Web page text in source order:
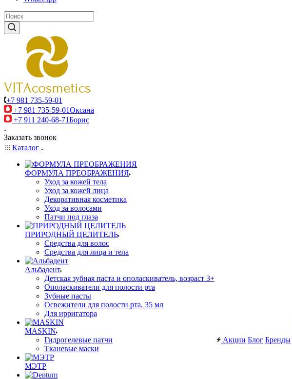
+7 981 735-59-01
+7 981 735-59-01Оксана
+7 911 240-68-71Борис
Заказать звонок
Каталог
ФОРМУЛА ПРЕОБРАЖЕНИЯ
Уход за кожей тела
Уход за кожей лица
Декоративная косметика
Уход за волосами
Патчи под глаза
ПРИРОДНЫЙ ЦЕЛИТЕЛЬ
Средства для волос
Средства для лица и тела
Альбадент
Детская зубная паста и ополаскиватель, возраст 3+
Ополаскиватели для полости рта
Зубные пасты
Освежители для полости рта, 35 мл
Для ирригатора
MASKIN
Гидрогелевые патчи
Тканевые маски
МЭТР
Акции Блог Бренды